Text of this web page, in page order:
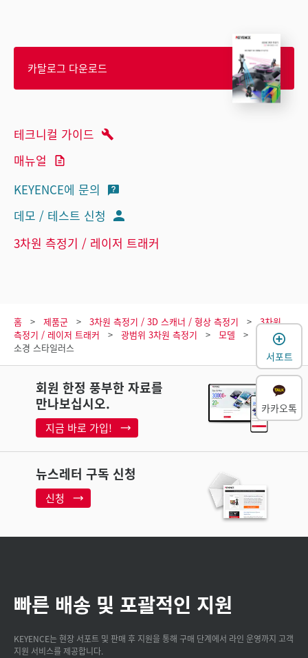
카탈로그 다운로드
테크니컬 가이드
매뉴얼
KEYENCE에 문의
데모 / 테스트 신청
3차원 측정기 / 레이저 트래커
홈 제품군 3차원 측정기 / 3D 스캐너 / 형상 측정기
3차원
측정기 / 레이저 트래커
광범위 3차원 측정기 모델
ø2.5 mm
소경 스타일러스
회원 한정 풍부한 자료를
만나보십시오.
지금 바로 가입!
뉴스레터 구독 신청
신청
빠른 배송 및 포괄적인 지원
KEYENCE는 현장 서포트 및 판매 후 지원을 통해 구매 단계에서 라인 운영까지 고객
지원 서비스를 제공합니다.
서포트
카카오톡